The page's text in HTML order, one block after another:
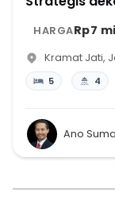
HARGARp7
Kramat Jati,
5 4
Ano